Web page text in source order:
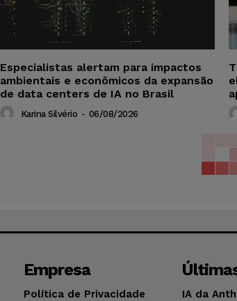
Especialistas alertam para impactos
ambientais e econômicos da expansão
de data centers de IA no Brasil
Karina Silvério - 06/08/2026
Empresa
Política de Privacidade
IA da